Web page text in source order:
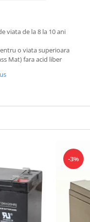
viata de la 8 la 10 ani
o viata superioara
Mat) fara acid liber
-3%